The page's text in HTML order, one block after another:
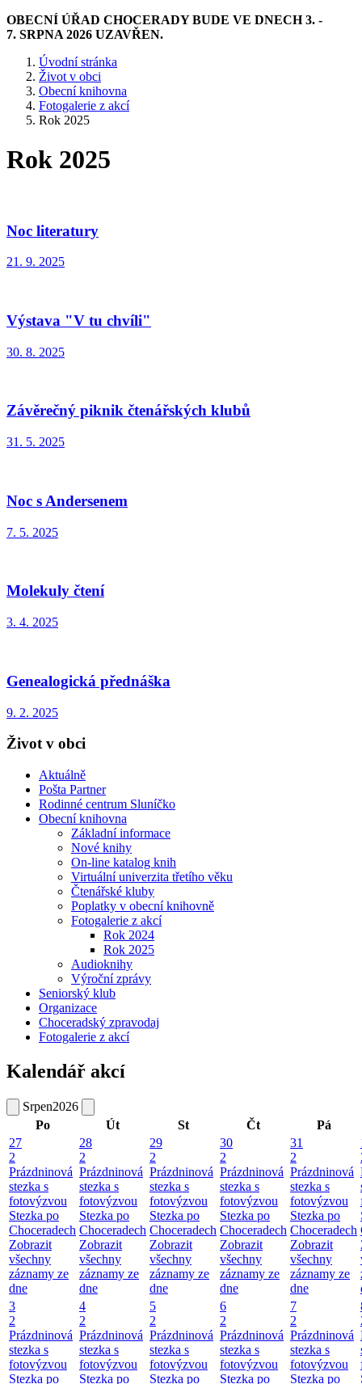
OBECNÍ ÚŘAD CHOCERADY BUDE VE DNECH 3. -
7. SRPNA 2026 UZAVŘEN.
Úvodní stránka
Život v obci
Obecní knihovna
Fotogalerie z akcí
Rok 2025
Rok 2025
Noc literatury
21. 9. 2025
Výstava "V tu chvíli"
30. 8. 2025
Závěrečný piknik čtenářských klubů
31. 5. 2025
Noc s Andersenem
7. 5. 2025
Molekuly čtení
3. 4. 2025
Genealogická přednáška
9. 2. 2025
Život v obci
Aktuálně
Pošta Partner
Rodinné centrum Sluníčko
Obecní knihovna
Základní informace
Nové knihy
On-line katalog knih
Virtuální univerzita třetího věku
Čtenářské kluby
Poplatky v obecní knihovně
Fotogalerie z akcí
Rok 2024
Rok 2025
Audioknihy
Výroční zprávy
Seniorský klub
Organizace
Choceradský zpravodaj
Fotogalerie z akcí
Kalendář akcí
Srpen2026
Po
Út St Čt
Pá
27
2
Prázdninová
stezka s
fotovýzvou
Stezka po
Choceradech
Zobrazit
všechny
záznamy ze
dne
28
2
Prázdninová
stezka s
fotovýzvou
Stezka po
Choceradech
Zobrazit
všechny
záznamy ze
dne
29
2
Prázdninová
stezka s
fotovýzvou
Stezka po
Choceradech
Zobrazit
všechny
záznamy ze
dne
30
2
Prázdninová
stezka s
fotovýzvou
Stezka po
Choceradech
Zobrazit
všechny
záznamy ze
dne
31
2
Prázdninová
stezka s
fotovýzvou
Stezka po
Choceradech
Zobrazit
všechny
záznamy ze
dne
3
2
Prázdninová
stezka s
fotovýzvou
Stezka po
4
2
Prázdninová
stezka s
fotovýzvou
Stezka po
5
2
Prázdninová
stezka s
fotovýzvou
Stezka po
6
2
Prázdninová
stezka s
fotovýzvou
Stezka po
7
2
Prázdninová
stezka s
fotovýzvou
Stezka po